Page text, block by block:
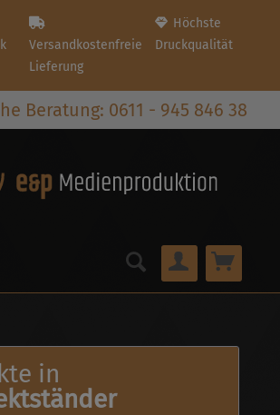
Versandkostenfreie
Lieferung
Höchste
Druckqualität
Beratung: 0611 - 945 846 38
in